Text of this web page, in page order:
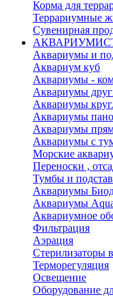
Корма для
Террариумные
Сувенирная
Аквариумы и
Аквариум куб
Аквариумы -
Аквариумы
Аквариумы
Аквариумы
Аквариумы
Аквариумы с
Морские
Переноски ,
Тумбы и
Аквариумы
Аквариумы
Аквариумное
Фильтрация
Аэрация
Стерилизаторы
Терморегуляция
Освещение
Оборудование